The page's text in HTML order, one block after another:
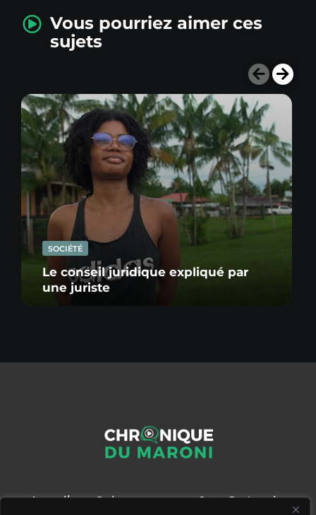
Vous pourriez aimer ces
sujets
SOCIÉTÉ
Le conseil juridique expliqué par
une juriste
Accueil Qui sommes nous ?
Partenaires